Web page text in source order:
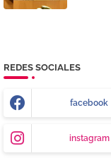
REDES SOCIALES
facebook
instagram